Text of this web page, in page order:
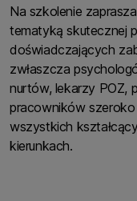
Na szkolenie
tematyką skutecznej
doświadczających
zwłaszcza
nurtów, lekarzy POZ,
pracowników
wszystkich
kierunkach.